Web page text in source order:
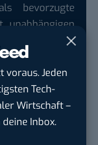
voraus. Jeden
Tech-
Wirtschaft –
Inbox.
bevorzugte
Vielen Dank!
mindestens
die
es erlauben,